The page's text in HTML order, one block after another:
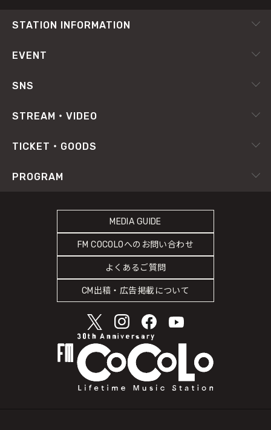
STATION INFORMATION
会社概要
番組審議会
プライバシーポリシー
緊急地震速報の対応
災害情報共有パートナーシップ
人権尊重・コンプライアンスに関する調査の結果について
EVENT
ピックアップ
SNS
RADIPASS
Instagram
STREAM・VIDEO
radiko.jp
TICKET・GOODS
RADIPASS TICKET
PROGRAM
MEDIA GUIDE
FM COCOLOへのお問い合わせ
よくあるご質問
CM出稿・広告掲載について